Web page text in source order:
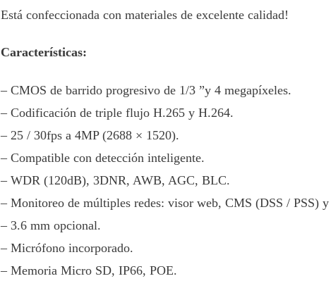
Está confeccionada con materiales de excelente calidad!
Características:
– CMOS de barrido progresivo de 1/3 ”y 4 megapíxeles.
– Codificación de triple flujo H.265 y H.264.
– 25 / 30fps a 4MP (2688 × 1520).
– Compatible con detección inteligente.
– WDR (120dB), 3DNR, AWB, AGC, BLC.
– Monitoreo de múltiples redes: visor web, CMS (DSS / PSS)
– 3.6 mm opcional.
– Micrófono incorporado.
– Memoria Micro SD, IP66, POE.